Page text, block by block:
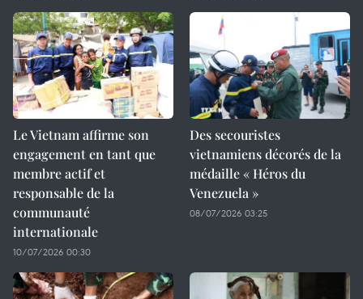
Le Vietnam affirme son
engagement en tant que
membre actif et
responsable de la
communauté
internationale
10/07/2026 00:30
Des secouristes
vietnamiens décorés de la
médaille « Héros du
Venezuela »
08/07/2026 03:25